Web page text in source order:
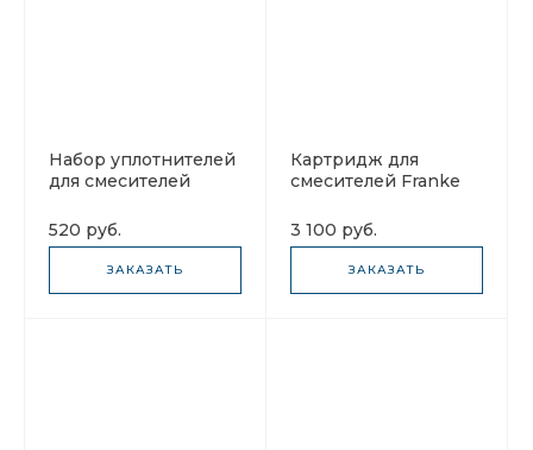
Набор уплотнителей
для смесителей
133.0251.092
520 руб.
ЗАКАЗАТЬ
Картридж для
смесителей Franke
3 100 руб.
ЗАКАЗАТЬ